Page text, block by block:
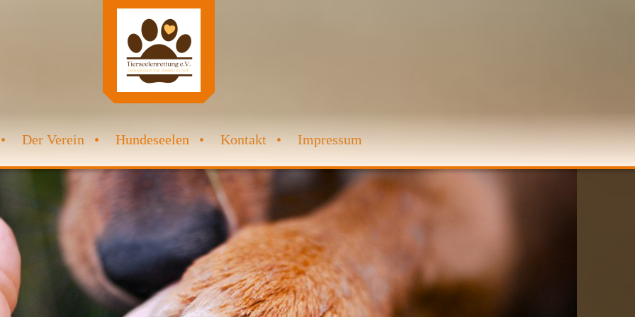
Der Verein Hundeseelen Kontakt Impressum